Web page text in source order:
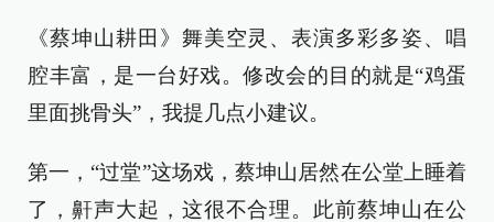
《蔡坤山耕田》舞美空灵、表演多彩多姿、唱
腔丰富，是一台好戏。修改会的目的就是“鸡蛋
里面挑骨头”，我提几点小建议。
第一，“过堂”这场戏，蔡坤山居然在公堂上睡着
了，鼾声大起，这很不合理。此前蔡坤山在公